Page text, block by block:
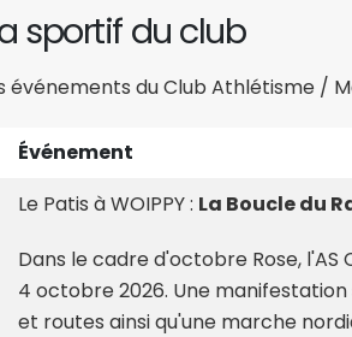
sportif du club
événements du Club Athlétisme /
Événement
Le Patis à WOIPPY : La Boucle du
Dans le cadre d'octobre Rose, l'AS
4 octobre 2026. Une
et routes ainsi qu'une marche